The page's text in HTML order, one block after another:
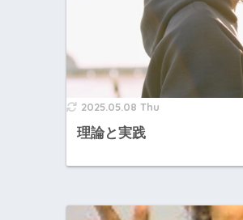
2025.05.08 Thu
理論と実践